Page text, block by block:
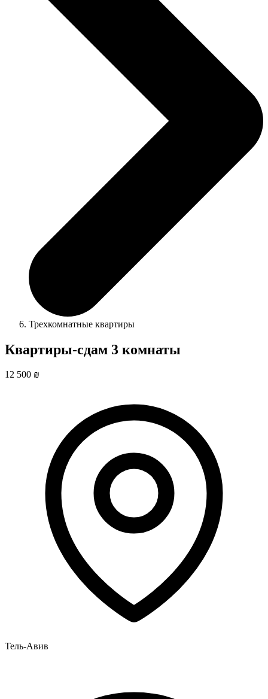
Трехкомнатные квартиры
Квартиры-сдам 3 комнаты
12 500 ₪
Тель-Авив